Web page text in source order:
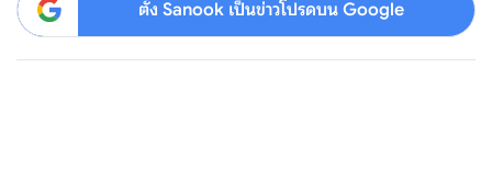
ตั้ง Sanook เป็นข่าวโปรดบน Google